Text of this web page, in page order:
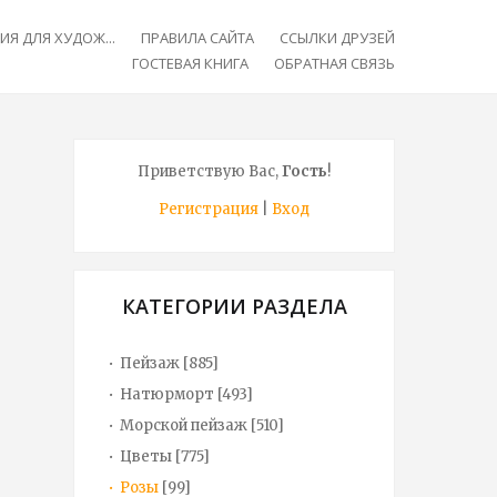
ДЛЯ ХУДОЖ... ПРАВИЛА САЙТА
ССЫЛКИ ДРУЗЕЙ
ГОСТЕВАЯ КНИГА
ОБРАТНАЯ СВЯЗЬ
Приветствую Вас,Гость!
Регистрация
Вход
КАТЕГОРИИ РАЗДЕЛА
Пейзаж [885]
Натюрморт [493]
Морской пейзаж [510]
Цветы [775]
Розы [99]